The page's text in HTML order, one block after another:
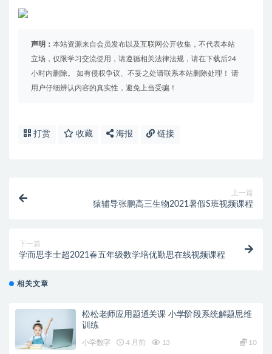
声明： 本站资源来自会员发布以及互联网公开收集，不代表本站
立场，仅限学习交流使用，请遵循相关法律法规，请在下载后24
小时内删除。 如有侵权争议、不妥之处请联系本站删除处理！ 请
用户仔细辨认内容的真实性，避免上当受骗！
打赏 收藏 海报 链接
上一篇
猿辅导张鹏高三生物2021暑假S班视频课程
下一篇
学而思李士超2021春五年级数学培优勤思在线视频课程
相关文章
松松老师应用题通关课 小学阶段系统解题思维
训练
小学数字 4 月前 13 10